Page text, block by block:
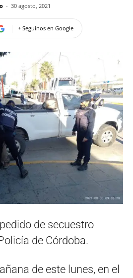
- 30 agosto, 2021
+ Seguinos en Google
de secuestro
de Córdoba.
de este lunes, en el